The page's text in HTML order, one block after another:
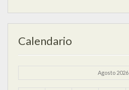
Calendario
Agosto 2026